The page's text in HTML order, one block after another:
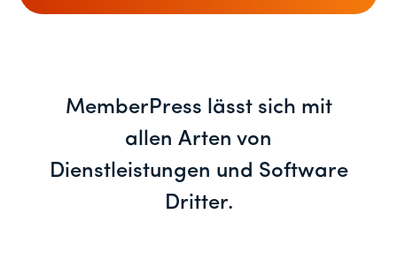
MemberPress lässt sich mit
allen Arten von
Dienstleistungen und Software
Dritter.